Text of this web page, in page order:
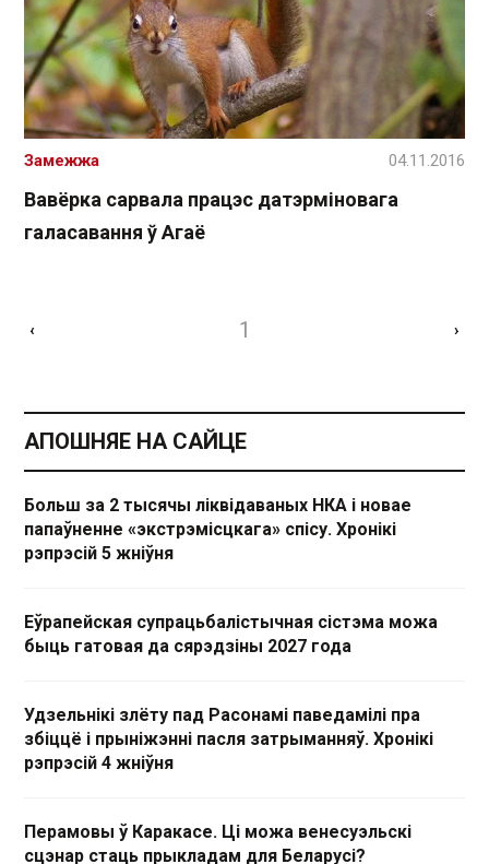
Вавёрка сарвала працэс датэрміновага
галасавання ў Агаё
Замежжа 04.11.2016
‹ 1 ›
АПОШНЯЕ НА САЙЦЕ
Больш за 2 тысячы ліквідаваных НКА і новае
папаўненне «экстрэмісцкага» спісу. Хронікі
рэпрэсій 5 жніўня
Еўрапейская супрацьбалістычная сістэма можа
быць гатовая да сярэдзіны 2027 года
Удзельнікі злёту пад Расонамі паведамілі пра
збіццё і прыніжэнні пасля затрыманняў. Хронікі
рэпрэсій 4 жніўня
Перамовы ў Каракасе. Ці можа венесуэльскі
сцэнар стаць прыкладам для Беларусі?